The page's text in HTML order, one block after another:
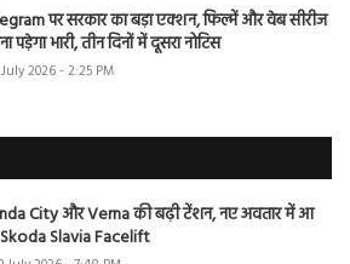
पर सरकार का बड़ा एक्शन, फिल्में और वेब सीरीज
पड़ेगा भारी, तीन दिनों में दूसरा नोटिस
2026 - 2:25 PM
City और Verna की बढ़ी टेंशन, नए अवतार में आ
Skoda Slavia Facelift